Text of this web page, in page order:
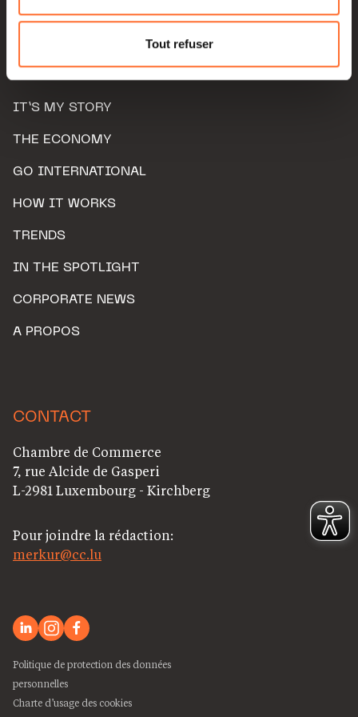
Pour de plus amples informations sur la manière dont
nous utilisons lescookies et sommes amenés à traiter
Charte d’usage des cookieset notrePolitique de
protection des données personnelles.
Tout refuser
IT’S MY STORY
THE ECONOMY
GO INTERNATIONAL
HOW IT WORKS
TRENDS
IN THE SPOTLIGHT
CORPORATE NEWS
A PROPOS
CONTACT
Chambre de Commerce
7, rue Alcide de Gasperi
L-2981 Luxembourg - Kirchberg
Pour joindre la rédaction:
merkur@cc.lu
Politique de protection des données
personnelles
Charte d’usage des cookies